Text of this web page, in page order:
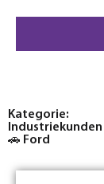
Kategorie:
Industriekunden
🚗 Ford